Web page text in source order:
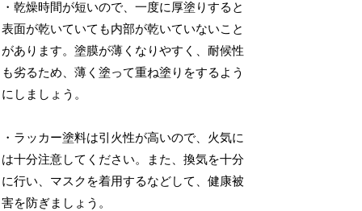
・乾燥時間が短いので、一度に厚塗りすると
表面が乾いていても内部が乾いていないこと
があります。塗膜が薄くなりやすく、耐候性
も劣るため、薄く塗って重ね塗りをするよう
にしましょう。
・ラッカー塗料は引火性が高いので、火気に
は十分注意してください。また、換気を十分
に行い、マスクを着用するなどして、健康被
害を防ぎましょう。